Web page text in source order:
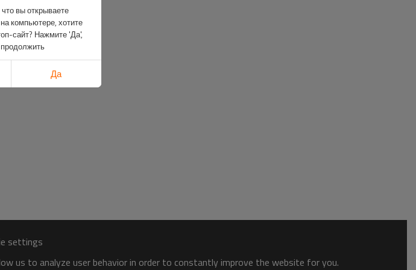
settings
us to analyze user behavior in order to constantly improve the website for you.
вы открываете
компьютере, хотите
сайт? Нажмите 'Да',
Да